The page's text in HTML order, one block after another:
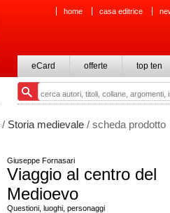
home casa editrice
eCard offerte top ten
/ Storia medievale / scheda prodotto
Giuseppe Fornasari
Viaggio al centro del
Medioevo
Questioni, luoghi, personaggi